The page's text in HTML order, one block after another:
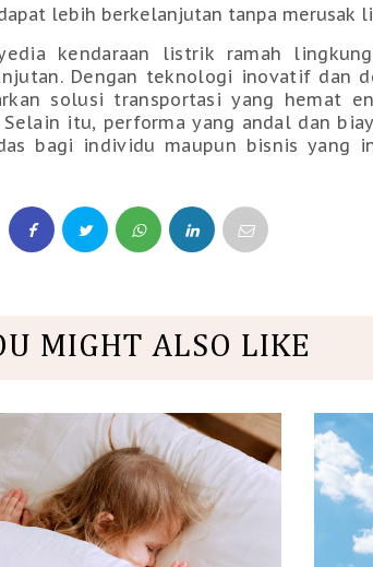
lebih berkelanjutan tanpa merusak
kendaraan listrik ramah
Dengan teknologi inovatif dan
solusi transportasi yang hemat
itu, performa yang andal dan
bagi individu maupun bisnis yang
MIGHT ALSO LIKE